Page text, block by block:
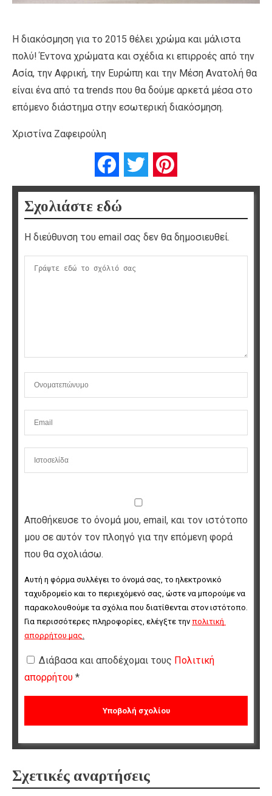
Η διακόσμηση για το 2015 θέλει χρώμα και μάλιστα
πολύ! Έντονα χρώματα και σχέδια κι επιρροές από την
Ασία, την Αφρική, την Ευρώπη και την Μέση Ανατολή θα
είναι ένα από τα trends που θα δούμε αρκετά μέσα στο
επόμενο διάστημα στην εσωτερική διακόσμηση.
Χριστίνα Ζαφειρούλη
FacebookTwitter
Σχολιάστε εδώ
Η διεύθυνση του email σας δεν θα δημοσιευθεί.
Αποθήκευσε το όνομά μου, email, και τον ιστότοπο
μου σε αυτόν τον πλοηγό για την επόμενη φορά
που θα σχολιάσω.
Αυτή η φόρμα συλλέγει το όνομά σας, το ηλεκτρονικό
ταχυδρομείο και το περιεχόμενό σας, ώστε να μπορούμε να
παρακολουθούμε τα σχόλια που διατίθενται στον ιστότοπο.
Για περισσότερες πληροφορίες, ελέγξτε την πολιτική
απορρήτου μας
Διάβασα και αποδέχομαι τους Πολιτική
απορρήτου *
Σχετικές αναρτήσεις